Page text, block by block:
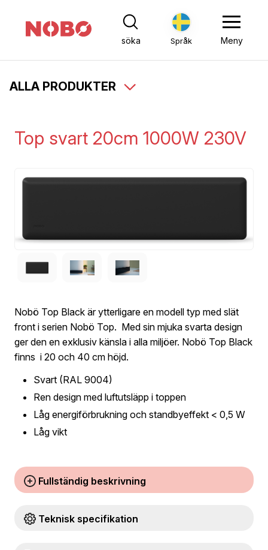
söka Språk Meny
ALLA PRODUKTER
Top svart 20cm 1000W 230V
Nobö Top Black är ytterligare en modell typ med slät
front i serien Nobö Top. Med sin mjuka svarta design
ger den en exklusiv känsla i alla miljöer. Nobö Top Black
finns i 20 och 40 cm höjd.
Svart (RAL 9004)
Ren design med luftutsläpp i toppen
Låg energiförbrukning och standbyeffekt < 0,5 W
Låg vikt
Fullständig beskrivning
Teknisk specifikation